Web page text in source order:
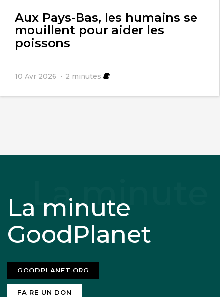
Aux Pays-Bas, les humains se
mouillent pour aider les
poissons
10 Avr 2026 2 minutes
La minute
GoodPlanet
GOODPLANET.ORG
FAIRE UN DON